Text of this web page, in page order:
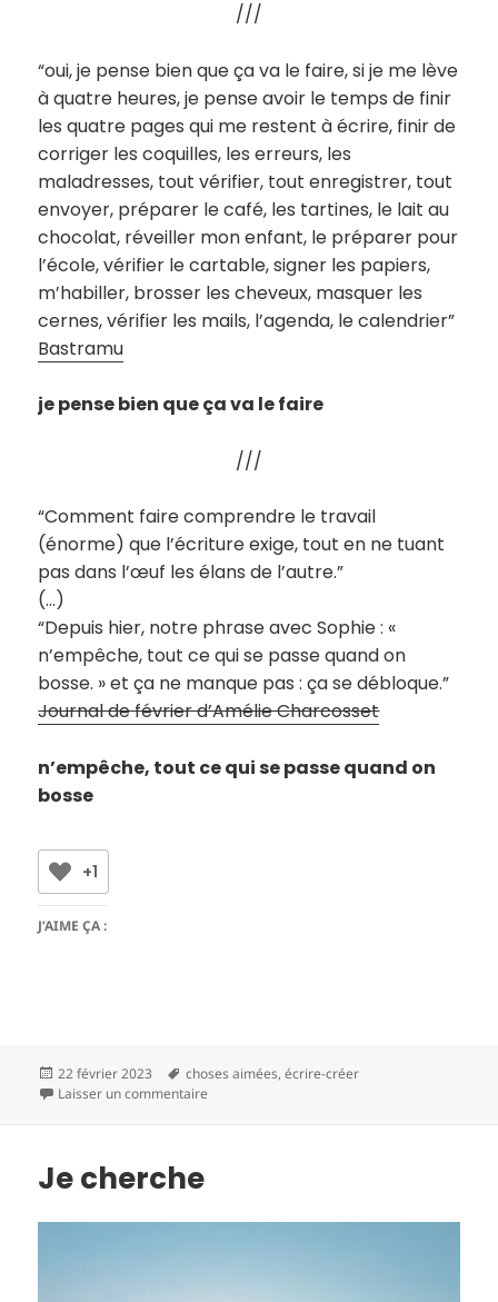
///
“oui, je pense bien que ça va le faire, si je me lève
à quatre heures, je pense avoir le temps de finir
les quatre pages qui me restent à écrire, finir de
corriger les coquilles, les erreurs, les
maladresses, tout vérifier, tout enregistrer, tout
envoyer, préparer le café, les tartines, le lait au
chocolat, réveiller mon enfant, le préparer pour
l’école, vérifier le cartable, signer les papiers,
m’habiller, brosser les cheveux, masquer les
cernes, vérifier les mails, l’agenda, le calendrier”
Bastramu
je pense bien que ça va le faire
///
“Comment faire comprendre le travail
(énorme) que l’écriture exige, tout en ne tuant
pas dans l’œuf les élans de l’autre.”
(…)
“Depuis hier, notre phrase avec Sophie : «
n’empêche, tout ce qui se passe quand on
bosse. » et ça ne manque pas : ça se débloque.”
Journal de février d’Amélie Charcosset
n’empêche, tout ce qui se passe quand on
bosse
+1
J’AIME ÇA :
Publié
le
22 février 2023
Mots-
clés
choses aimées,écrire-créer
Laisser un commentaire
Je cherche